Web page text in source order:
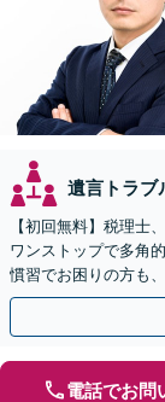
遺言トラブ
【初回無料】税理士
ワンストップで多角
慣習でお困りの方も
作成もご相談くださ
電話でお問